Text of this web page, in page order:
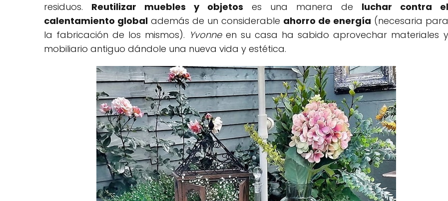
residuos. Reutilizar muebles y objetos es una manera de luchar contra el
calentamiento globalademás de un considerable ahorro de energía (necesaria para
la fabricación de los mismos). Yvonneen su casa ha sabido aprovechar materiales y
mobiliario antiguo dándole una nueva vida y estética.